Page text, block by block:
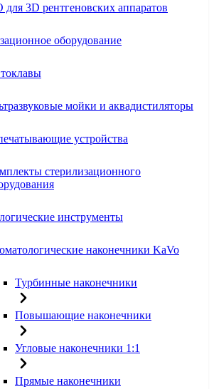
3D рентгеновских аппаратов
оборудование
мойки и аквадистиляторы
устройства
стерилизационного
инструменты
наконечники KaVo
Турбинные наконечники
Повышающие наконечники
Угловые наконечники 1:1
Прямые наконечники